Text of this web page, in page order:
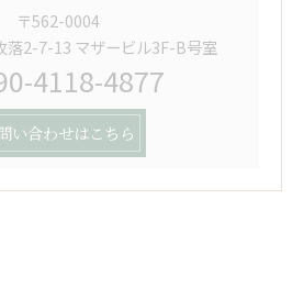
〒562-0004
落2-7-13 マザービル3F-B号室
4118-4877
い合わせはこちら